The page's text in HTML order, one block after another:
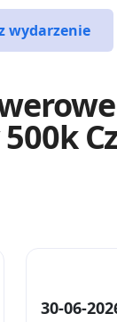
wydarzenie
30-06-